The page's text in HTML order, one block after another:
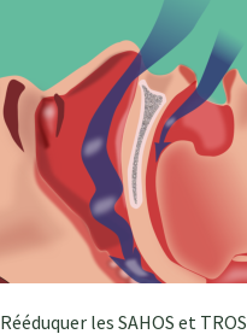
Rééduquer les SAHOS et